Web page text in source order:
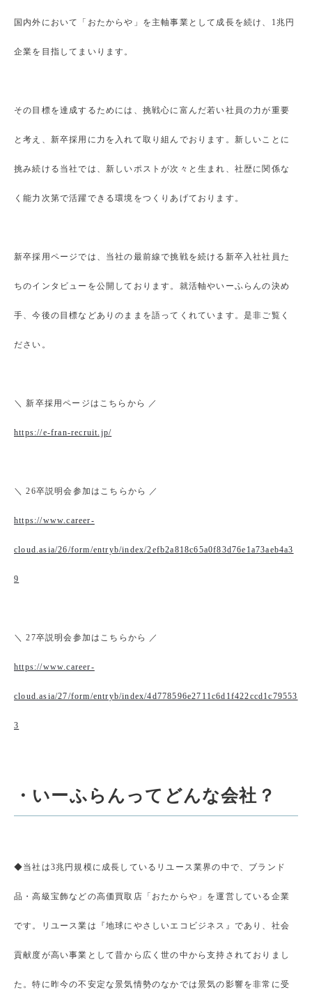
国内外において「おたからや」を主軸事業として成長を続け、1兆円
企業を目指してまいります。
その目標を達成するためには、挑戦心に富んだ若い社員の力が重要
と考え、新卒採用に力を入れて取り組んでおります。新しいことに
挑み続ける当社では、新しいポストが次々と生まれ、社歴に関係な
く能力次第で活躍できる環境をつくりあげております。
新卒採用ページでは、当社の最前線で挑戦を続ける新卒入社社員た
ちのインタビューを公開しております。就活軸やいーふらんの決め
手、今後の目標などありのままを語ってくれています。是非ご覧く
ださい。
＼ 新卒採用ページはこちらから ／
https://e-fran-recruit.jp/
＼ 26卒説明会参加はこちらから ／
https://www.career-
cloud.asia/26/form/entryb/index/2efb2a818c65a0f83d76e1a73aeb4a3
9
＼ 27卒説明会参加はこちらから ／
https://www.career-
cloud.asia/27/form/entryb/index/4d778596e2711c6d1f422ccd1c79553
3
・いーふらんってどんな会社？
◆当社は3兆円規模に成長しているリユース業界の中で、ブランド
品・高級宝飾などの高価買取店「おたからや」を運営している企業
です。リユース業は『地球にやさしいエコビジネス』であり、社会
貢献度が高い事業として昔から広く世の中から支持されておりまし
た。特に昨今の不安定な景気情勢のなかでは景気の影響を非常に受